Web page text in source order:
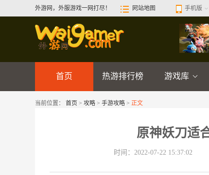
外游网，外服游戏一网打尽！ 网站地图 手机版
首页 热游排行榜 游戏库
当前位置： 首页 > 攻略 > 手游攻略 > 正文
原神妖刀适
时间：2022-07-22 15:37:02